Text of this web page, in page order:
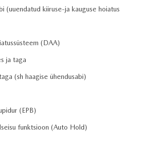
(uuendatud kiiruse-ja kauguse hoiatus
(DAA)
ja taga
(sh haagise ühendusabi)
(EPB)
funktsioon (Auto Hold)